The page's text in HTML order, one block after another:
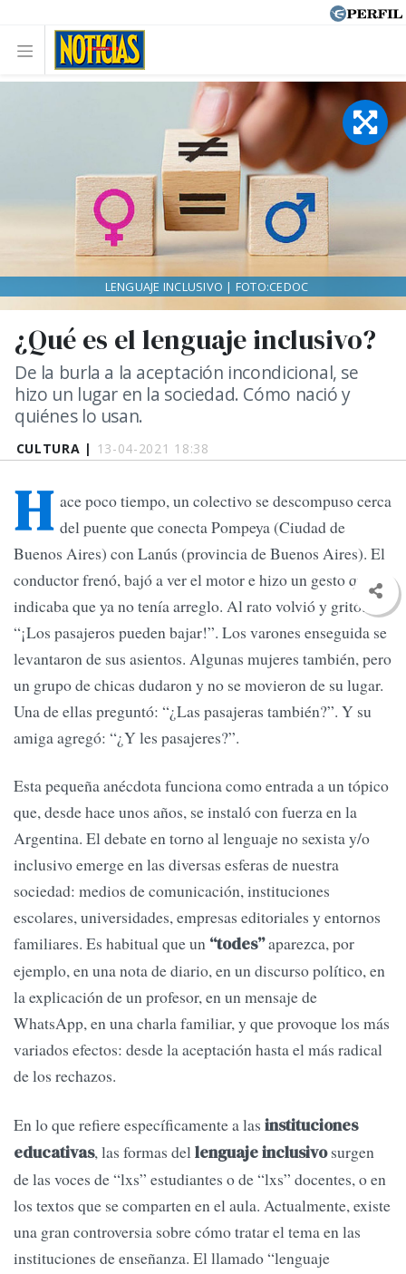
CULTURA | 13-04-2021 18:38
¿Qué es el lenguaje inclusivo?
De la burla a la aceptación incondicional, se
hizo un lugar en la sociedad. Cómo nació y
quiénes lo usan.
LENGUAJE INCLUSIVO | FOTO:CEDOC
H ace poco tiempo, un colectivo se descompuso cerca
del puente que conecta Pompeya (Ciudad de
Buenos Aires) con Lanús (provincia de Buenos Aires). El
conductor frenó, bajó a ver el motor e hizo un gesto que
indicaba que ya no tenía arreglo. Al rato volvió y gritó:
“¡Los pasajeros pueden bajar!”. Los varones enseguida se
levantaron de sus asientos. Algunas mujeres también, pero
un grupo de chicas dudaron y no se movieron de su lugar.
Una de ellas preguntó: “¿Las pasajeras también?”. Y su
amiga agregó: “¿Y les pasajeres?”.
Esta pequeña anécdota funciona como entrada a un tópico
que, desde hace unos años, se instaló con fuerza en la
Argentina. El debate en torno al lenguaje no sexista y/o
inclusivo emerge en las diversas esferas de nuestra
sociedad: medios de comunicación, instituciones
escolares, universidades, empresas editoriales y entornos
familiares. Es habitual que un “todes”aparezca, por
ejemplo, en una nota de diario, en un discurso político, en
la explicación de un profesor, en un mensaje de
WhatsApp, en una charla familiar, y que provoque los más
variados efectos: desde la aceptación hasta el más radical
de los rechazos.
En lo que refiere específicamente a las instituciones
educativas, las formas dellenguaje inclusivosurgen
de las voces de “lxs” estudiantes o de “lxs” docentes, o en
los textos que se comparten en el aula. Actualmente, existe
una gran controversia sobre cómo tratar el tema en las
instituciones de enseñanza. El llamado “lenguaje